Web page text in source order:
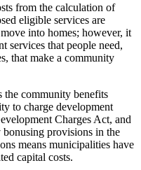
from the calculation of
eligible services are
into homes; however, it
services that people need,
that make a community
the community benefits
to charge development
Charges Act, and
bonusing provisions in the
means municipalities have
capital costs.